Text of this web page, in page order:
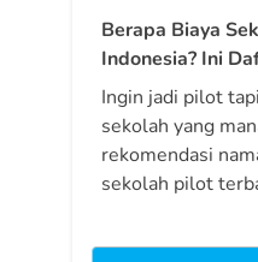
Berapa Biaya
Indonesia? Ini
Ingin jadi pilot
sekolah yang
rekomendasi
sekolah pilot